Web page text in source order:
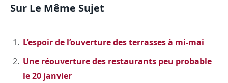
Sur Le Même Sujet
L’espoir de l’ouverture des terrasses à mi-mai
Une réouverture des restaurants peu probable
le 20 janvier